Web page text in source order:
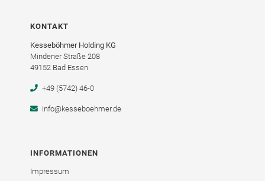
KONTAKT
Kesseböhmer Holding KG
Mindener Straße 208
49152 Bad Essen
+49 (5742) 46-0
info@kesseboehmer.de
INFORMATIONEN
Impressum